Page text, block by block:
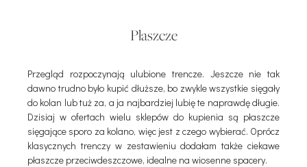
Płaszcze
Przegląd rozpoczynają ulubione trencze. Jeszcze nie tak
dawno trudno było kupić dłuższe, bo zwykle wszystkie sięgały
do kolan lub tuż za, a ja najbardziej lubię te naprawdę długie.
Dzisiaj w ofertach wielu sklepów do kupienia są płaszcze
sięgające sporo za kolano, więc jest z czego wybierać. Oprócz
klasycznych trenczy w zestawieniu dodałam także ciekawe
płaszcze przeciwdeszczowe, idealne na wiosenne spacery.